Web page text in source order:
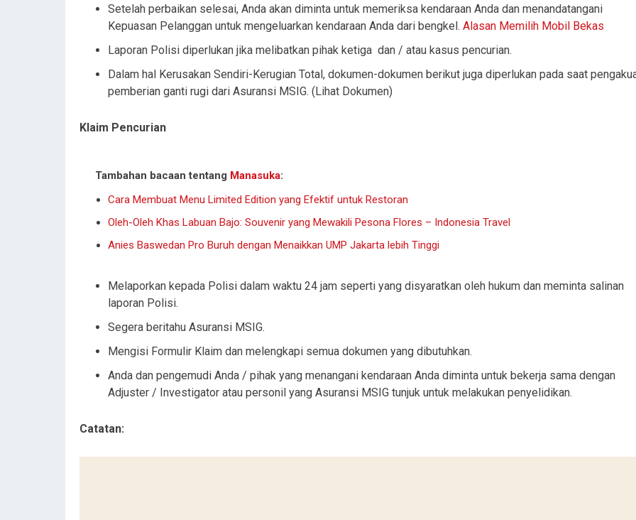
Setelah perbaikan selesai, Anda akan diminta untuk memeriksa kendaraan Anda dan menandatangani
Kepuasan Pelanggan untuk mengeluarkan kendaraan Anda dari bengkel. Alasan Memilih Mobil Bekas
Laporan Polisi diperlukan jika melibatkan pihak ketiga dan / atau kasus pencurian.
Dalam hal Kerusakan Sendiri-Kerugian Total, dokumen-dokumen berikut juga diperlukan pada saat
pemberian ganti rugi dari Asuransi MSIG. (Lihat Dokumen)
Klaim Pencurian
Tambahan bacaan tentang Manasuka:
Cara Membuat Menu Limited Edition yang Efektif untuk Restoran
Oleh-Oleh Khas Labuan Bajo: Souvenir yang Mewakili Pesona Flores – Indonesia Travel
Anies Baswedan Pro Buruh dengan Menaikkan UMP Jakarta lebih Tinggi
Melaporkan kepada Polisi dalam waktu 24 jam seperti yang disyaratkan oleh hukum dan meminta salinan
laporan Polisi.
Segera beritahu Asuransi MSIG.
Mengisi Formulir Klaim dan melengkapi semua dokumen yang dibutuhkan.
Anda dan pengemudi Anda / pihak yang menangani kendaraan Anda diminta untuk bekerja sama dengan
Adjuster / Investigator atau personil yang Asuransi MSIG tunjuk untuk melakukan penyelidikan.
Catatan: